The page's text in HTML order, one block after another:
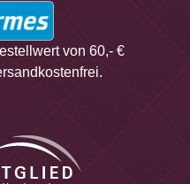
von 60,- €